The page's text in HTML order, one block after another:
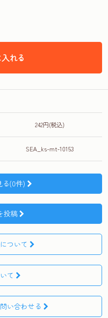
れる
242円(税込)
SEA_ks-mt-10153
る(0件)
投稿
ついて
て
い合わせる